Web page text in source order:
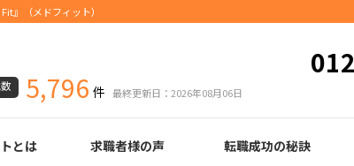
』（メドフィット）
5,796 件 最終更新日：2026年08月06日
とは 求職者様の声 転職成功の秘訣